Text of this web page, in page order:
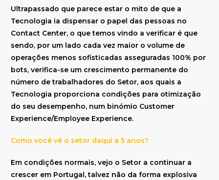
Ultrapassado que parece estar o mito de que a
Tecnologia ia dispensar o papel das pessoas no
Contact Center, o que temos vindo a verificar é que
sendo, por um lado cada vez maior o volume de
operações menos sofisticadas asseguradas 100% por
bots, verifica-se um crescimento permanente do
número de trabalhadores do Setor, aos quais a
Tecnologia proporciona condições para otimização
do seu desempenho, num binómio Customer
Experience/Employee Experience.
Como você vê o setor daqui a 5 anos?
Em condições normais, vejo o Setor a continuar a
crescer em Portugal, talvez não da forma explosiva